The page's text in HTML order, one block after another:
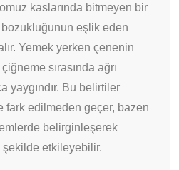
kaslarında bitmeyen bir
eşlik eden
Yemek yerken çenenin
sırasında ağrı
yaygındır. Bu belirtiler
fark edilmeden geçer, bazen
belirginleşerek
etkileyebilir.